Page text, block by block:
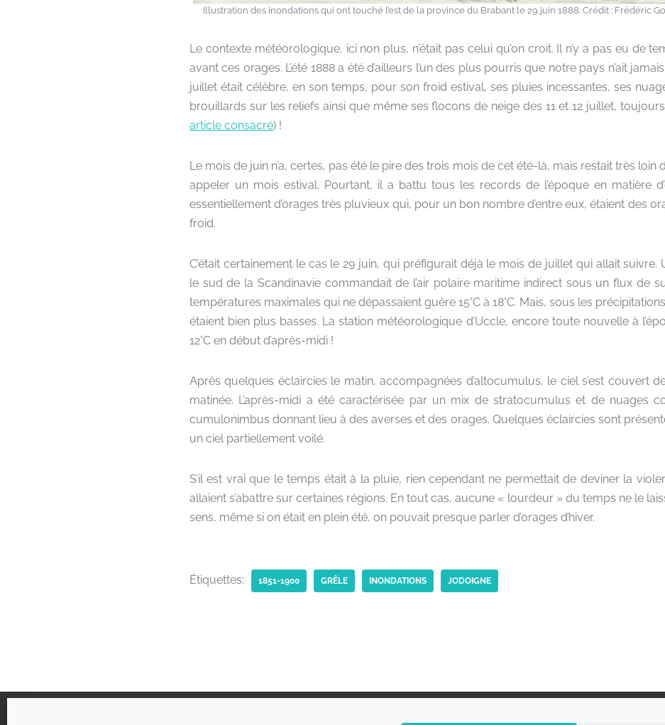
Illustration des inondations qui ont touché l’est de la province du Brabant le 29 juin 1888. Crédit : Frédéric
Le contexte météorologique, ici non plus, n’était pas celui qu’on croit. Il n’y a pas eu de
avant ces orages. L’été 1888 a été d’ailleurs l’un des plus pourris que notre pays n’ait
juillet était célèbre, en son temps, pour son froid estival, ses pluies incessantes, ses
brouillards sur les reliefs ainsi que même ses flocons de neige des 11 et 12 juillet,
article consacré) !
Le mois de juin n’a, certes, pas été le pire des trois mois de cet été-là, mais restait très loin
appeler un mois estival. Pourtant, il a battu tous les records de l’époque en matière
essentiellement d’orages très pluvieux qui, pour un bon nombre d’entre eux, étaient des
froid.
C’était certainement le cas le 29 juin, qui préfigurait déjà le mois de juillet qui allait suivre.
le sud de la Scandinavie commandait de l’air polaire maritime indirect sous un flux de
températures maximales qui ne dépassaient guère 15°C à 18°C. Mais, sous les
étaient bien plus basses. La station météorologique d’Uccle, encore toute nouvelle à
12°C en début d’après-midi !
Après quelques éclaircies le matin, accompagnées d’altocumulus, le ciel s’est couvert
matinée. L’après-midi a été caractérisée par un mix de stratocumulus et de nuages
cumulonimbus donnant lieu à des averses et des orages. Quelques éclaircies sont
un ciel partiellement voilé.
S’il est vrai que le temps était à la pluie, rien cependant ne permettait de deviner la
allaient s’abattre sur certaines régions. En tout cas, aucune « lourdeur » du temps ne le
sens, même si on était en plein été, on pouvait presque parler d’orages d’hiver.
Étiquettes: 1851-1900 GRÊLE INONDATIONS JODOIGNE